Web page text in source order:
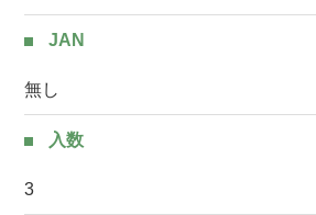
JAN
無し
入数
3